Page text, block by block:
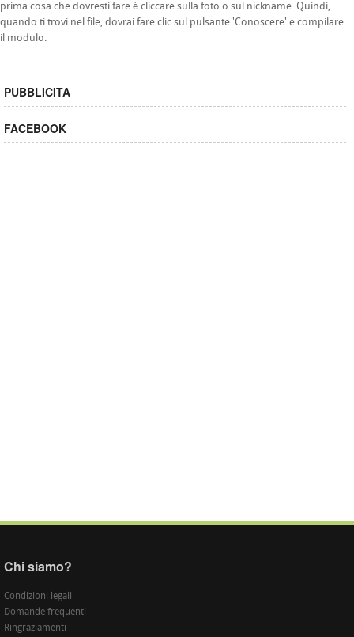
prima cosa che dovresti fare è cliccare sulla foto o sul nickname. Quindi,
quando ti trovi nel file, dovrai fare clic sul pulsante 'Conoscere' e compilare
il modulo.
PUBBLICITA
FACEBOOK
Chi siamo?
Condizioni legali
Domande frequenti
Ringraziamenti